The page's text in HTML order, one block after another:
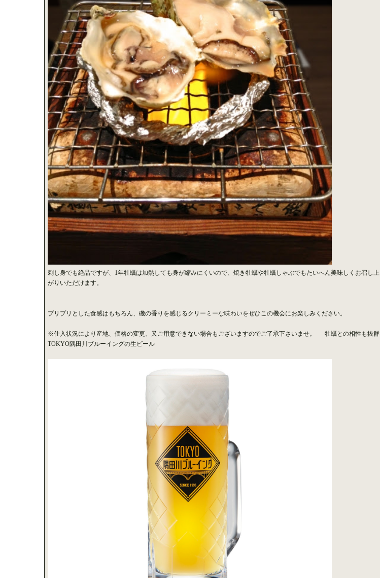
刺し身でも絶品ですが、1年牡蠣は加熱しても身が縮みにくいので、焼き牡蠣や牡蠣しゃぶでもたいへん美味しくお召し上
がりいただけます。
プリプリとした食感はもちろん、磯の香りを感じるクリーミーな味わいをぜひこの機会にお楽しみください。
※仕入状況により産地、価格の変更、又ご用意できない場合もございますのでご了承下さいませ。 牡蠣との相性も抜群
TOKYO隅田川ブルーイングの生ビール